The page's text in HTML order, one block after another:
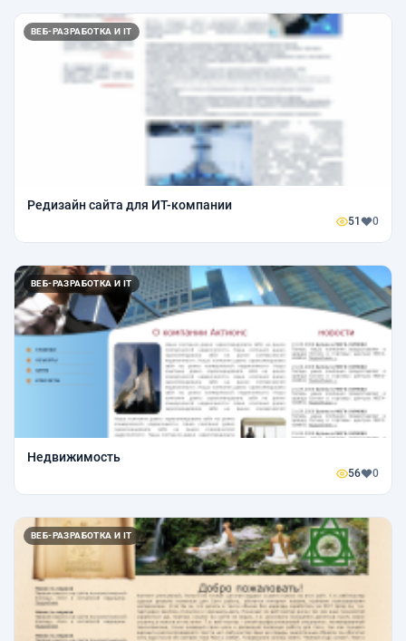
ВЕБ-РАЗРАБОТКА И IT
Редизайн сайта для ИТ-компании
51 0
ВЕБ-РАЗРАБОТКА И IT
Недвижимость
56 0
ВЕБ-РАЗРАБОТКА И IT